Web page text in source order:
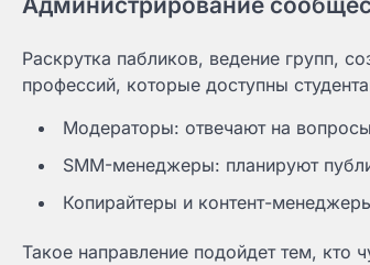
Раскрутка пабликов, ведение групп,
профессий, которые доступны
Модераторы: отвечают на
SMM-менеджеры: планируют
Копирайтеры и контент-
Такое направление подойдет тем, кто